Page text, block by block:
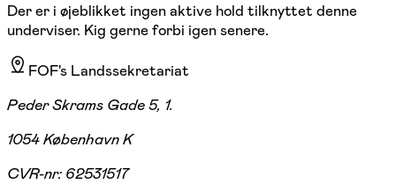
Der er i øjeblikket ingen aktive hold tilknyttet denne
underviser. Kig gerne forbi igen senere.
FOF's Landssekretariat
Peder Skrams Gade 5, 1.
1054 København K
CVR-nr: 62531517